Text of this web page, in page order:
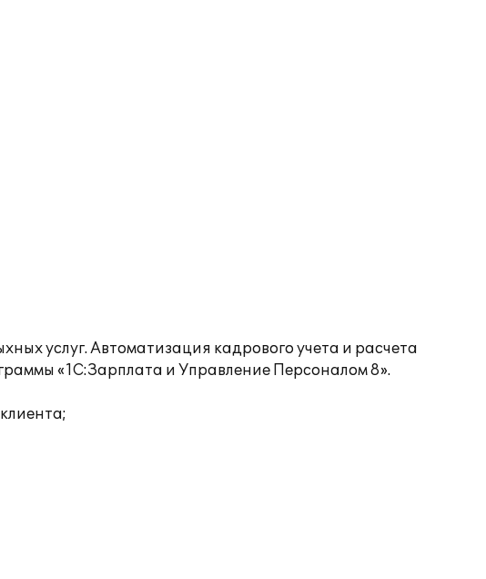
услуг. Автоматизация кадрового учета и расчета
«1С:Зарплата и Управление Персоналом 8».